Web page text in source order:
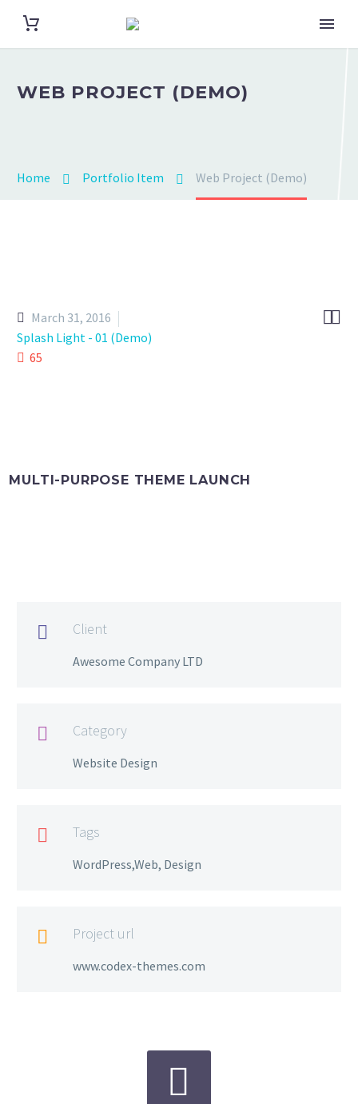
WEB PROJECT (DEMO)
Home Portfolio Item Web Project (Demo)

March 31, 2016
Splash Light - 01 (Demo)
65
MULTI-PURPOSE THEME LAUNCH
 Client
Awesome Company LTD
 Category
Website Design
 Tags
WordPress,Web, Design
 Project url
www.codex-themes.com

